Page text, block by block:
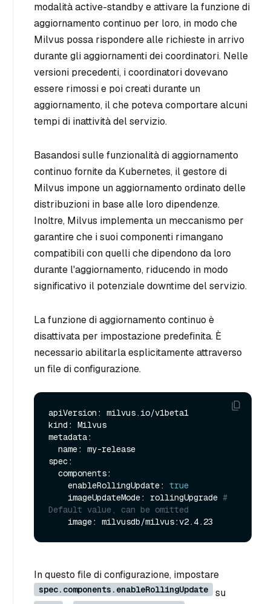
modalità active-standby e attivare la funzione di
aggiornamento continuo per loro, in modo che
Milvus possa rispondere alle richieste in arrivo
durante gli aggiornamenti dei coordinatori. Nelle
versioni precedenti, i coordinatori dovevano
essere rimossi e poi creati durante un
aggiornamento, il che poteva comportare alcuni
tempi di inattività del servizio.
Basandosi sulle funzionalità di aggiornamento
continuo fornite da Kubernetes, il gestore di
Milvus impone un aggiornamento ordinato delle
distribuzioni in base alle loro dipendenze.
Inoltre, Milvus implementa un meccanismo per
garantire che i suoi componenti rimangano
compatibili con quelli che dipendono da loro
durante l'aggiornamento, riducendo in modo
significativo il potenziale downtime del servizio.
La funzione di aggiornamento continuo è
disattivata per impostazione predefinita. È
necessario abilitarla esplicitamente attraverso
un file di configurazione.
apiVersion: milvus.io/v1beta1
kind: Milvus
metadata:
spec:
    enableRollingUpdate:
true
    imageUpdateMode: rollingUpgrade
#
Default value, can be omitted
In questo file di configurazione, impostare
spec.components.enableRollingUpdate su